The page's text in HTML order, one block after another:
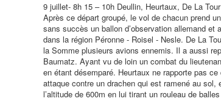
9 juillet- 8h 15 – 10h Deullin, Heurtaux, De La
Après ce départ groupé, le vol de chacun prend
sans succès un ballon d’observation allemand
dans la région Péronne - Roisel - Nesle. De La
la Somme plusieurs avions ennemis. Il a aussi
Baumatz. Ayant vu de loin un combat du
en étant désemparé. Heurtaux ne rapporte pas
attaque contre un drachen qui est ramené au sol,
l’altitude de 600m en lui tirant un rouleau de